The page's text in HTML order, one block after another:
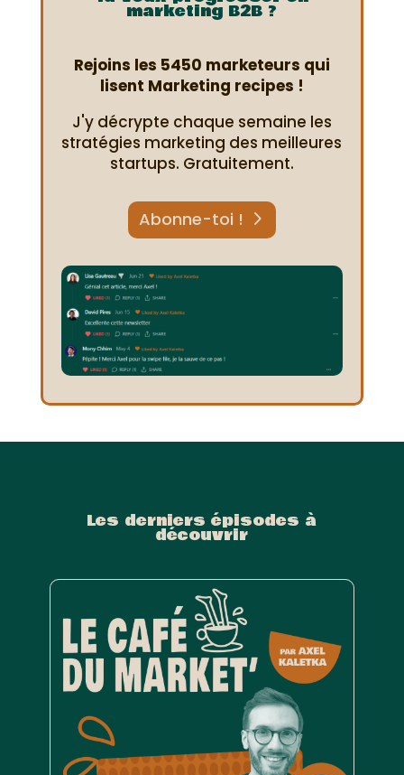
marketing B2B ?
Rejoins les 5450 marketeurs qui
lisent Marketing recipes !
J'y décrypte chaque semaine les
stratégies marketing des meilleures
startups. Gratuitement.
Abonne-toi !
Les derniers épisodes à
découvrir